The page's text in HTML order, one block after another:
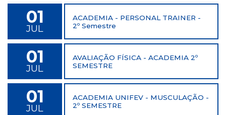
01
JUL
ACADEMIA - PERSONAL TRAINER -
2º Semestre
01
JUL
AVALIAÇÃO FÍSICA - ACADEMIA 2º
SEMESTRE
01
JUL
ACADEMIA UNIFEV - MUSCULAÇÃO -
2º SEMESTRE